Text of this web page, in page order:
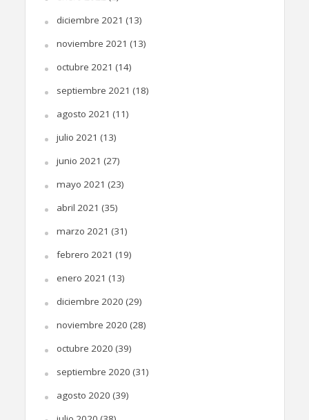
diciembre 2021 (13)
noviembre 2021 (13)
octubre 2021 (14)
septiembre 2021 (18)
agosto 2021 (11)
julio 2021 (13)
junio 2021 (27)
mayo 2021 (23)
abril 2021 (35)
marzo 2021 (31)
febrero 2021 (19)
enero 2021 (13)
diciembre 2020 (29)
noviembre 2020 (28)
octubre 2020 (39)
septiembre 2020 (31)
agosto 2020 (39)